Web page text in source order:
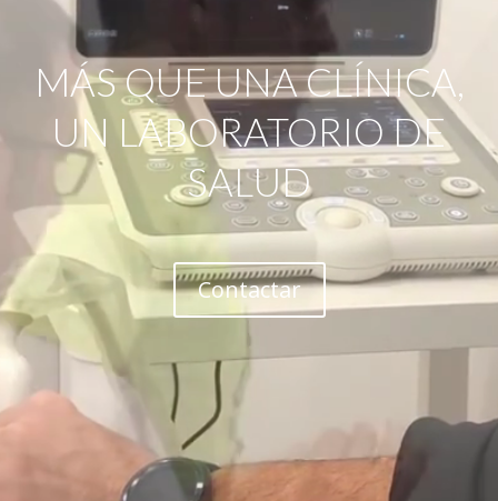
MÁS QUE UNA CLÍNICA,
UN LABORATORIO DE
SALUD
Contactar